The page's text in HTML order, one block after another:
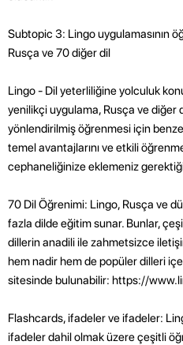
Subtopic 3: Lingo uygulamasının
Rusça ve 70 diğer dil
Lingo - Dil yeterliliğine yolculuk
yenilikçi uygulama, Rusça ve diğer
yönlendirilmiş öğrenmesi için
temel avantajlarını ve etkili
cephaneliğinize eklemeniz
70 Dil Öğrenimi: Lingo, Rusça ve
fazla dilde eğitim sunar. Bunlar,
dillerin anadili ile zahmetsizce
hem nadir hem de popüler dilleri
sitesinde bulunabilir: https://
Flashcards, ifadeler ve ifadeler:
ifadeler dahil olmak üzere çeşitli